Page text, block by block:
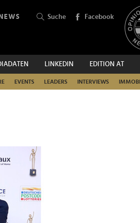
Suche Facebook
LINKEDIN EDITION AT
EVENTS LEADERS INTERVIEWS
SUCHEN